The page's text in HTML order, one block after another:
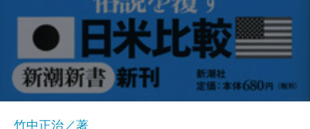
竹中正治／著